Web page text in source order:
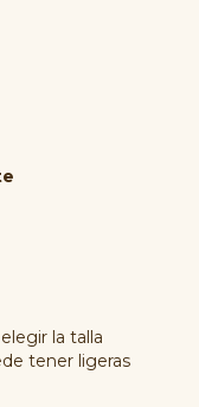
la talla
tener ligeras